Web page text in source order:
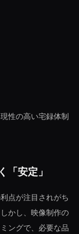
性の高い宅録体制
「安定」
点が注目されがち
かし、映像制作の
ングで、必要な品